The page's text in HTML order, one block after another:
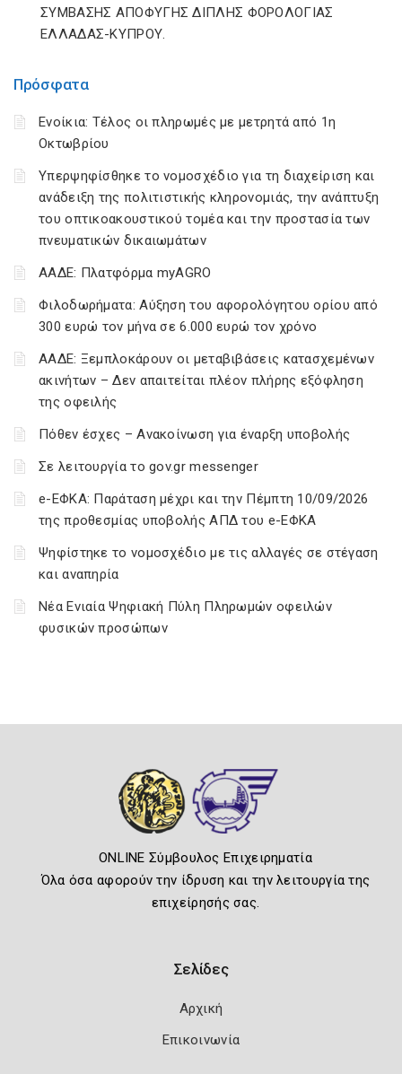
Πρόσφατα
Ενοίκια: Τέλος οι πληρωμές με μετρητά από 1η
Οκτωβρίου
Υπερψηφίσθηκε το νομοσχέδιο για τη διαχείριση και
ανάδειξη της πολιτιστικής κληρονομιάς, την ανάπτυξη
του οπτικοακουστικού τομέα και την προστασία των
πνευματικών δικαιωμάτων
ΑΑΔΕ: Πλατφόρμα myAGRO
Φιλοδωρήματα: Αύξηση του αφορολόγητου ορίου από
300 ευρώ τον μήνα σε 6.000 ευρώ τον χρόνο
ΑΑΔΕ: Ξεμπλοκάρουν οι μεταβιβάσεις κατασχεμένων
ακινήτων – Δεν απαιτείται πλέον πλήρης εξόφληση
της οφειλής
Πόθεν έσχες – Ανακοίνωση για έναρξη υποβολής
Σε λειτουργία το gov.gr messenger
e-ΕΦΚΑ: Παράταση μέχρι και την Πέμπτη 10/09/2026
της προθεσμίας υποβολής ΑΠΔ του e-ΕΦΚΑ
Ψηφίστηκε το νομοσχέδιο με τις αλλαγές σε στέγαση
και αναπηρία
Νέα Ενιαία Ψηφιακή Πύλη Πληρωμών οφειλών
φυσικών προσώπων
ΣΥΜΒΑΣΗΣ ΑΠΟΦΥΓΗΣ ΔΙΠΛΗΣ ΦΟΡΟΛΟΓΙΑΣ
ΕΛΛΑΔΑΣ-ΚΥΠΡΟΥ.
ONLINE Σύμβουλος Επιχειρηματία
Όλα όσα αφορούν την ίδρυση και την λειτουργία της
επιχείρησής σας.
Σελίδες
Αρχική
Επικοινωνία